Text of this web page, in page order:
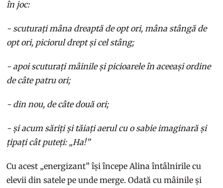
în joc:
- scuturați mâna dreaptă de opt ori, mâna stângă de
opt ori, piciorul drept și cel stâng;
- apoi scuturați mâinile și picioarele în aceeași ordine
de câte patru ori;
- din nou, de câte două ori;
- și acum săriți și tăiați aerul cu o sabie imaginară și
țipați cât puteți: „Ha!”
Cu acest „energizant” își începe Alina întâlnirile cu
elevii din satele pe unde merge. Odată cu mâinile și